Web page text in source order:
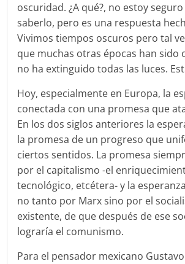
oscuridad. ¿A qué?, no estoy
saberlo, pero es una respuesta
Vivimos tiempos oscuros pero tal
que muchas otras épocas han sido
no ha extinguido todas las luces.
Hoy, especialmente en Europa, la
conectada con una promesa que
En los dos siglos anteriores la
la promesa de un progreso que
ciertos sentidos. La promesa
por el capitalismo -el
tecnológico, etcétera- y la
no tanto por Marx sino por el
existente, de que después de ese
lograría el comunismo.
Para el pensador mexicano